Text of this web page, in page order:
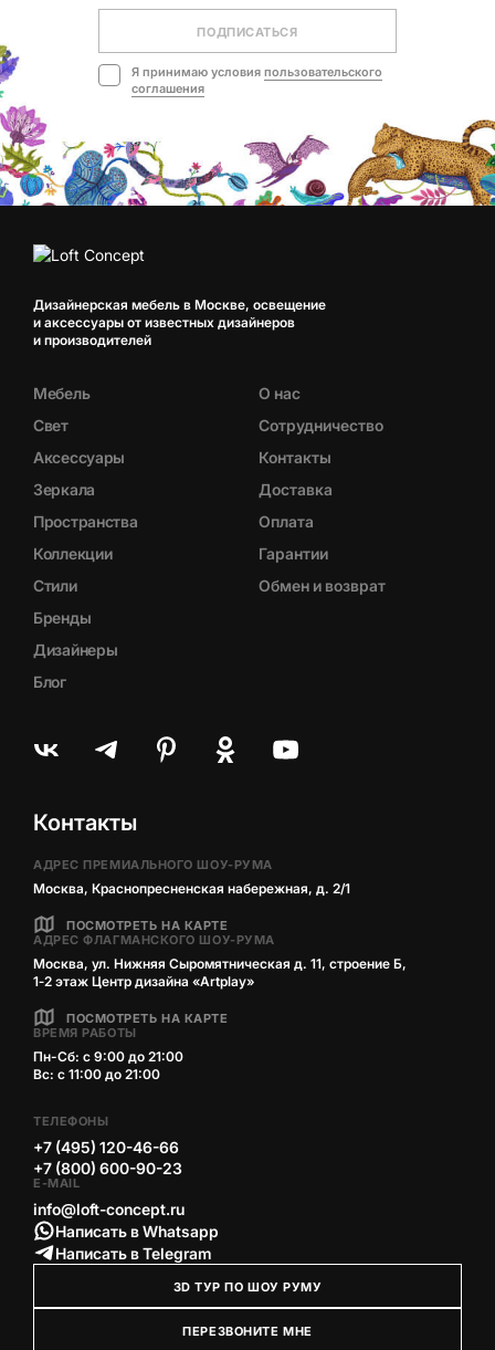
ПОДПИСАТЬСЯ
Я принимаю условия пользовательского
соглашения
Дизайнерская мебель в Москве, освещение
и аксессуары от известных дизайнеров
и производителей
Мебель
Свет
Аксессуары
Зеркала
Пространства
Коллекции
Стили
Бренды
Дизайнеры
Блог
О нас
Сотрудничество
Контакты
Доставка
Оплата
Гарантии
Обмен и возврат
Контакты
АДРЕС ПРЕМИАЛЬНОГО ШОУ-РУМА
Москва, Краснопресненская набережная, д. 2/1
ПОСМОТРЕТЬ НА КАРТЕ
АДРЕС ФЛАГМАНСКОГО ШОУ-РУМА
Москва, ул. Нижняя Сыромятническая д. 11, строение Б,
1‑2 этаж Центр дизайна «Artplay»
ПОСМОТРЕТЬ НА КАРТЕ
ВРЕМЯ РАБОТЫ
Пн-Сб: с 9:00 до 21:00
Вс: с 11:00 до 21:00
ТЕЛЕФОНЫ
+7 (495) 120-46-66
+7 (800) 600-90-23
E-MAIL
info@loft-concept.ru
Написать в Whatsapp
Написать в Telegram
3D ТУР ПО ШОУ РУМУ
ПЕРЕЗВОНИТЕ МНЕ